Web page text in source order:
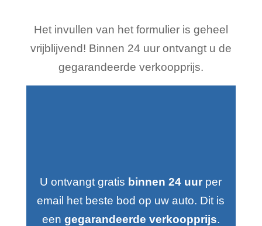
Het invullen van het formulier is geheel
vrijblijvend! Binnen 24 uur ontvangt u de
gegarandeerde verkoopprijs.
U ontvangt gratis binnen 24 uur per
email het beste bod op uw auto. Dit is
een gegarandeerde verkoopprijs.